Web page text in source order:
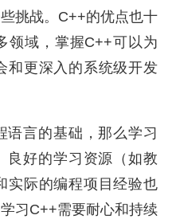
挑战。C++的优点也十
领域，掌握C++可以为
和更深入的系统级开发
语言的基础，那么学习
良好的学习资源（如教
实际的编程项目经验也
习C++需要耐心和持续